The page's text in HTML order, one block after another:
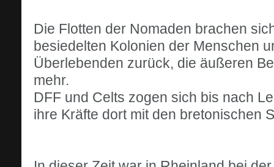
Die Flotten der Nomaden brachen
besiedelten Kolonien der Menschen
Überlebenden zurück, die äußeren
mehr.
DFF und Celts zogen sich bis nach
ihre Kräfte dort mit den bretonischen